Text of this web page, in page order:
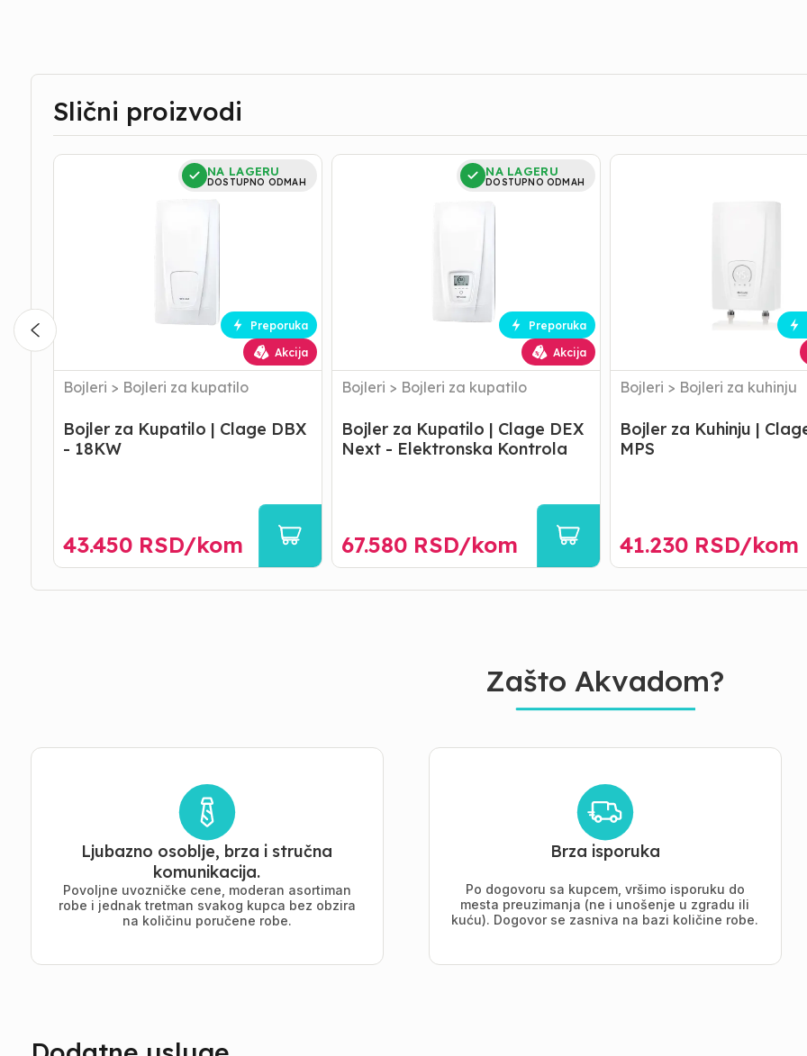
Slični proizvodi
Bojler
Preporuka
Akcija
NA LAGERU
DOSTUPNO ODMAH
Bojleri > Bojleri za kupatilo
Bojler za Kupatilo | Clage DBX
- 18KW
43.450RSD/kom
Bojler
Preporuka
Akcija
NA LAGERU
DOSTUPNO ODMAH
Bojleri > Bojleri za kupatilo
Bojler za Kupatilo | Clage DEX
Next - Elektronska Kontrola
67.580RSD/kom
Bojler
Bojleri > Bojleri za kuhinju
Bojler za Kuhinju |
MPS
41.230 RSD/kom
Zašto Akvadom?
Ljubazno osoblje, brza i stručna
komunikacija.
Povoljne uvozničke cene, moderan asortiman
robe i jednak tretman svakog kupca bez obzira
na količinu poručene robe.
Brza isporuka
Po dogovoru sa kupcem, vršimo isporuku do
mesta preuzimanja (ne i unošenje u zgradu ili
kuću). Dogovor se zasniva na bazi količine robe.